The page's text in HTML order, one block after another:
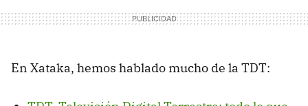
En Xataka, hemos hablado mucho de la TDT: